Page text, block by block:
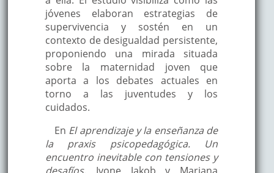
jóvenes elaboran estrategias de
supervivencia y sostén en un
contexto de desigualdad persistente,
proponiendo una mirada situada
sobre la maternidad joven que
aporta a los debates actuales en
torno a las juventudes y los
cuidados.
En El aprendizaje y la enseñanza de
la praxis psicopedagógica. Un
encuentro inevitable con tensiones y